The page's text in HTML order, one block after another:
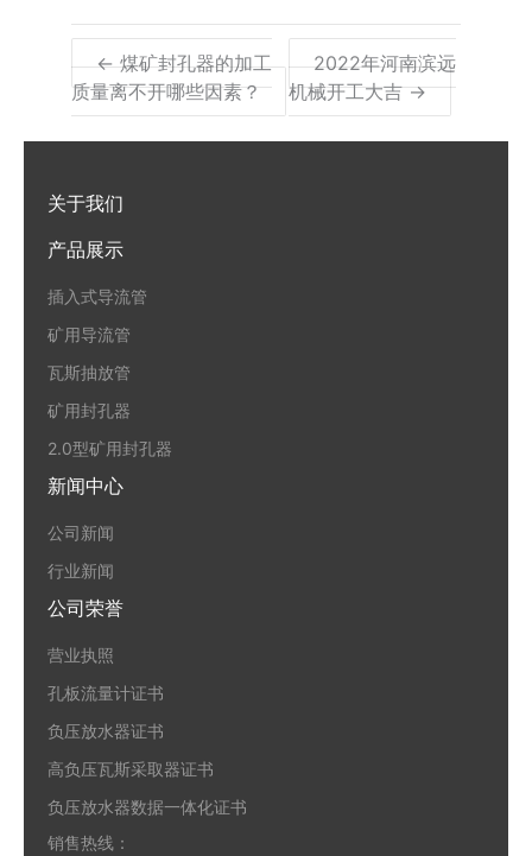
← 煤矿封孔器的加工
质量离不开哪些因素？
2022年河南滨远
机械​开工大吉 →
关于我们
产品展示
插入式导流管
矿用导流管
瓦斯抽放管
矿用封孔器
2.0型矿用封孔器
新闻中心
公司新闻
行业新闻
公司荣誉
营业执照
孔板流量计证书
负压放水器证书
高负压瓦斯采取器证书
负压放水器数据一体化证书
销售热线：